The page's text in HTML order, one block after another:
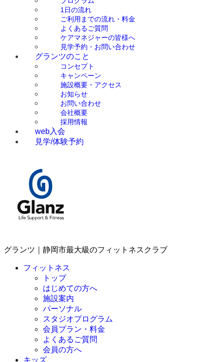
1日の流れ
ご利用までの流れ・料金
よくあるご質問
ケアマネジャーの皆様へ
見学予約・お問い合わせ
グランツのこと
コンセプト
キャンペーン
施設概要・アクセス
お知らせ
お問い合わせ
会社概要
採用情報
web入会
見学/体験予約
グランツ｜静岡市最大級のフィットネスクラブ
フィットネス
トップ
はじめての方へ
施設案内
パーソナル
スタジオプログラム
会員プラン・料金
よくあるご質問
会員の方へ
キッズ